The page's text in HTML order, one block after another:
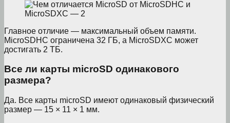
Главное отличие — максимальный объем памяти.
MicroSDHC ограничена 32 ГБ, а MicroSDXC может
достигать 2 ТБ.
Все ли карты microSD одинакового
размера?
Да. Все карты microSD имеют одинаковый физический
размер — 15 × 11 × 1 мм.